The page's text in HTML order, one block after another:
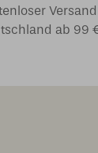
ab 99